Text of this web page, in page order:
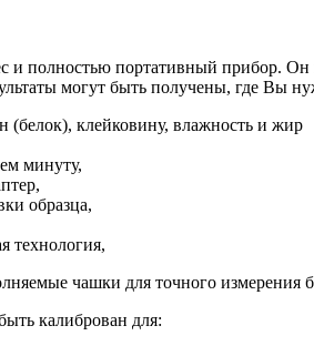
полностью портативный прибор. Он
могут быть получены, где Вы
(белок), клейковину, влажность и жир
минуту,
образца,
технология,
чашки для точного измерения
калиброван для: